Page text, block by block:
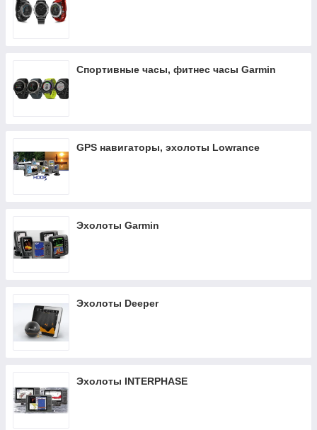
Спортивные часы, фитнес часы Garmin
GPS навигаторы, эхолоты Lowrance
Эхолоты Garmin
Эхолоты Deeper
Эхолоты INTERPHASE